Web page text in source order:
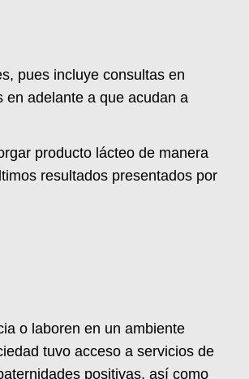
pues incluye consultas en
adelante a que acudan a
producto lácteo de manera
resultados presentados por
o laboren en un ambiente
tuvo acceso a servicios de
positivas, así como